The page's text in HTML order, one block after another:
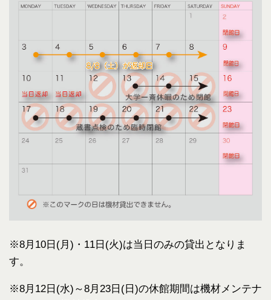
※8月10日(月)・11日(火)は当日のみの貸出となりま
す。
※8月12日(水)～8月23日(日)の休館期間は機材メンテナ